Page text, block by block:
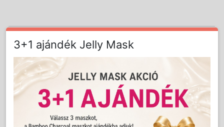
Részletes Leírás
Az Alveola AW9084 Modern formatervezésű
gyantázógép a nagyobb kozmetikai szalonok
igényeire tervezve. A gyantamelegítő alkalmas
3+1 ajándék Jelly Mask